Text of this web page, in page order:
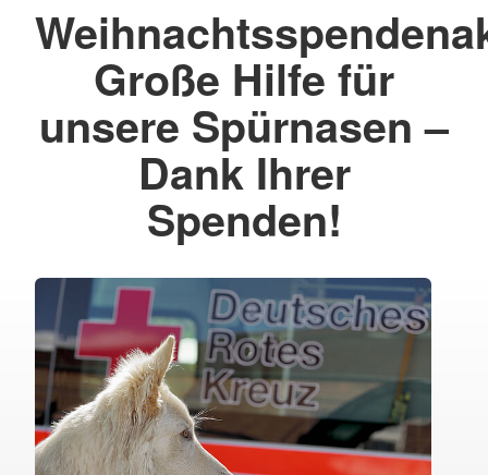
Große Hilfe für
unsere Spürnasen –
Dank Ihrer
Spenden!